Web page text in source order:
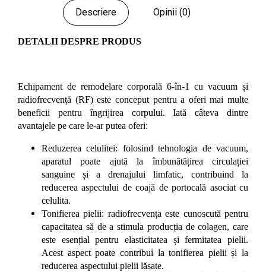
Descriere Opinii (0)
DETALII DESPRE PRODUS
Echipament de remodelare corporală 6-în-1 cu vacuum și
radiofrecvență (RF) este conceput pentru a oferi mai multe
beneficii pentru îngrijirea corpului. Iată câteva dintre
avantajele pe care le-ar putea oferi:
Reduzerea celulitei: folosind tehnologia de vacuum,
aparatul poate ajută la îmbunătățirea circulației
sanguine și a drenajului limfatic, contribuind la
reducerea aspectului de coajă de portocală asociat cu
celulita.
Tonifierea pielii: radiofrecvența este cunoscută pentru
capacitatea să de a stimula producția de colagen, care
este esențial pentru elasticitatea și fermitatea pielii.
Acest aspect poate contribui la tonifierea pielii și la
reducerea aspectului pielii lăsate.